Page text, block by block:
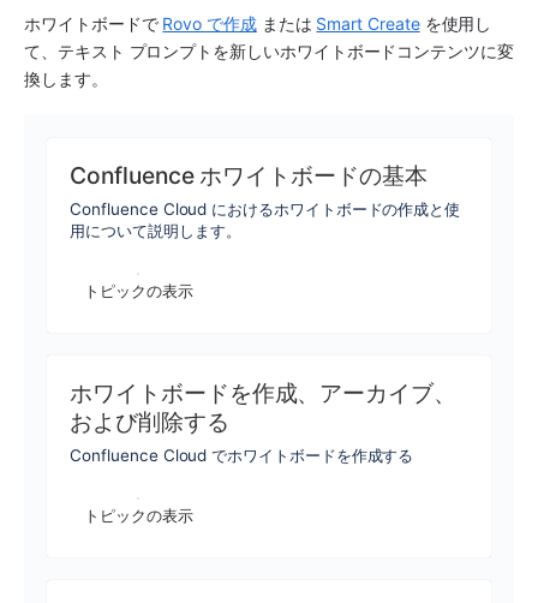
ホワイトボードで Rovo で作成 または Smart Create を使用し
て、テキスト プロンプトを新しいホワイトボードコンテンツに変
換します。
Confluence ホワイトボードの基本
Confluence Cloud におけるホワイトボードの作成と使
用について説明します。
トピックの表示
ホワイトボードを作成、アーカイブ、
および削除する
Confluence Cloud でホワイトボードを作成する
トピックの表示